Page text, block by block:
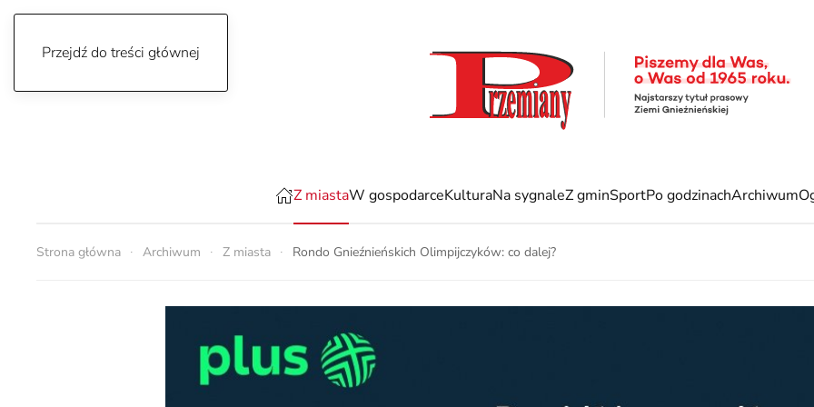
Przejdź do treści głównej
Z miastaW gospodarceKulturaNa sygnaleZ gminSportPo godzinachArchiwum
Strona główna Archiwum Z miasta Rondo Gnieźnieńskich Olimpijczyków: co dalej?